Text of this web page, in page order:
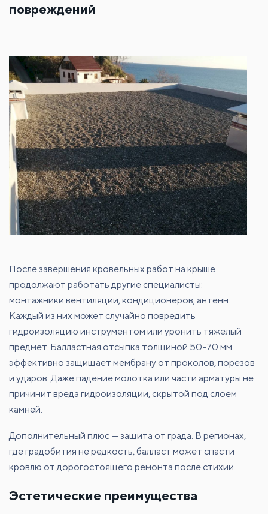
повреждений
После завершения кровельных работ на крыше
продолжают работать другие специалисты:
монтажники вентиляции, кондиционеров, антенн.
Каждый из них может случайно повредить
гидроизоляцию инструментом или уронить тяжелый
предмет. Балластная отсыпка толщиной 50-70 мм
эффективно защищает мембрану от проколов, порезов
и ударов. Даже падение молотка или части арматуры не
причинит вреда гидроизоляции, скрытой под слоем
камней.
Дополнительный плюс — защита от града. В регионах,
где градобития не редкость, балласт может спасти
кровлю от дорогостоящего ремонта после стихии.
Эстетические преимущества